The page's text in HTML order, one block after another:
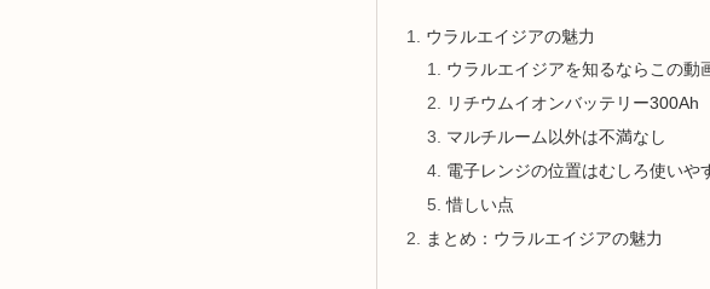
ウラルエイジアの魅力
ウラルエイジアを知るならこの動
リチウムイオンバッテリー300Ah
マルチルーム以外は不満なし
電子レンジの位置はむしろ使いや
惜しい点
まとめ：ウラルエイジアの魅力